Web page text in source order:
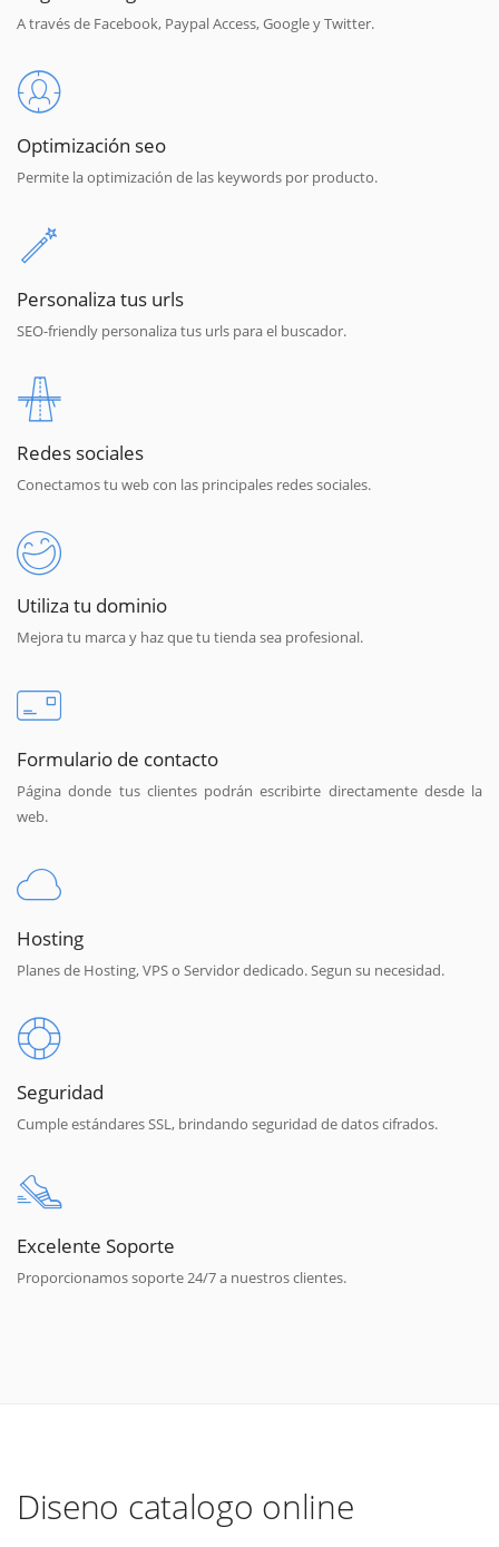
A través de Facebook, Paypal Access, Google y Twitter.
Optimización seo
Permite la optimización de las keywords por producto.
Personaliza tus urls
SEO-friendly personaliza tus urls para el buscador.
Redes sociales
Conectamos tu web con las principales redes sociales.
Utiliza tu dominio
Mejora tu marca y haz que tu tienda sea profesional.
Formulario de contacto
Página donde tus clientes podrán escribirte directamente desde la
web.
Hosting
Planes de Hosting, VPS o Servidor dedicado. Segun su necesidad.
Seguridad
Cumple estándares SSL, brindando seguridad de datos cifrados.
Excelente Soporte
Proporcionamos soporte 24/7 a nuestros clientes.
Diseno catalogo online